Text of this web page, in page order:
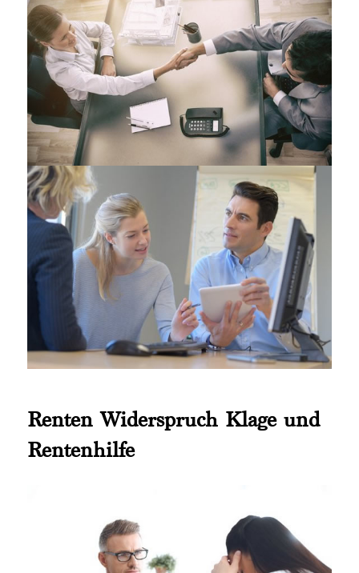
Renten Widerspruch Klage und
Rentenhilfe